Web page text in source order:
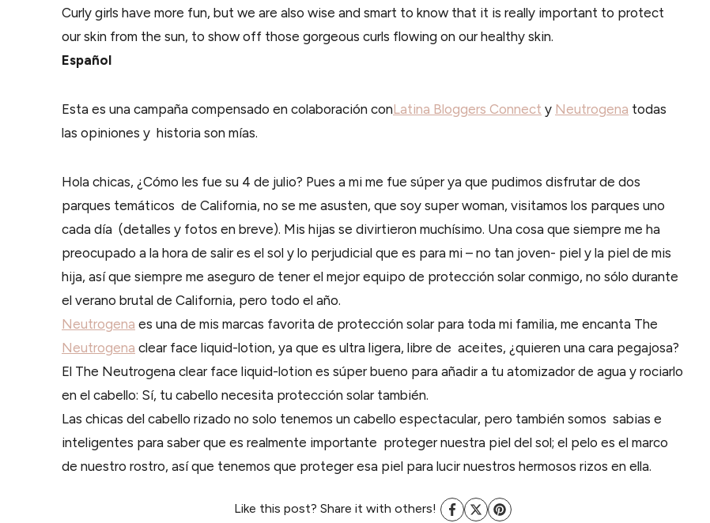
Curly girls have more fun, but we are also wise and smart to know that it is really important to protect
our skin from the sun, to show off those gorgeous curls flowing on our healthy skin.
Español
Esta es una campaña compensado en colaboración conLatina Bloggers Connect y Neutrogena todas
las opiniones y historia son mías.
Hola chicas, ¿Cómo les fue su 4 de julio? Pues a mi me fue súper ya que pudimos disfrutar de dos
parques temáticos de California, no se me asusten, que soy super woman, visitamos los parques uno
cada día (detalles y fotos en breve). Mis hijas se divirtieron muchísimo. Una cosa que siempre me ha
preocupado a la hora de salir es el sol y lo perjudicial que es para mi – no tan joven- piel y la piel de mis
hija, así que siempre me aseguro de tener el mejor equipo de protección solar conmigo, no sólo durante
el verano brutal de California, pero todo el año.
Neutrogena es una de mis marcas favorita de protección solar para toda mi familia, me encanta The
Neutrogena clear face liquid-lotion, ya que es ultra ligera, libre de aceites, ¿quieren una cara pegajosa?
El The Neutrogena clear face liquid-lotion es súper bueno para añadir a tu atomizador de agua y rociarlo
en el cabello: Sí, tu cabello necesita protección solar también.
Las chicas del cabello rizado no solo tenemos un cabello espectacular, pero también somos sabias e
inteligentes para saber que es realmente importante proteger nuestra piel del sol; el pelo es el marco
de nuestro rostro, así que tenemos que proteger esa piel para lucir nuestros hermosos rizos en ella.
Like this post? Share it with others!